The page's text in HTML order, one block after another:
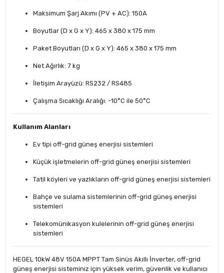
Maksimum Şarj Akımı (PV + AC): 150A
Boyutlar (D x G x Y): 465 x 380 x 175 mm
Paket Boyutları (D x G x Y): 465 x 380 x 175 mm
Net Ağırlık: 7 kg
İletişim Arayüzü: RS232 / RS485
Çalışma Sıcaklığı Aralığı: -10°C ile 50°C
Kullanım Alanları
Ev tipi off-grid güneş enerjisi sistemleri
Küçük işletmelerin off-grid güneş enerjisi sistemleri
Tatil köyleri ve yazlıkların off-grid güneş enerjisi sistemleri
Bahçe ve sulama sistemlerinin off-grid güneş enerjisi
sistemleri
Telekomünikasyon kulelerinin off-grid güneş enerjisi
sistemleri
HEGEL 10kW 48V 150A MPPT Tam Sinüs Akıllı İnverter, off-grid
güneş enerjisi sisteminiz için yüksek verim, güvenlik ve kullanıcı